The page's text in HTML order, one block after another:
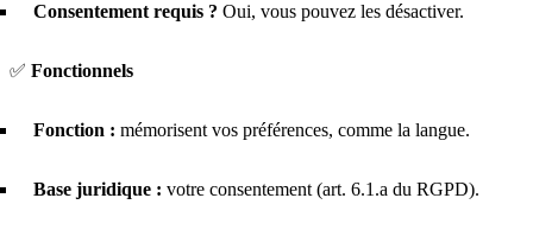
Consentement requis ? Oui, vous pouvez les désactiver.
✅ Fonctionnels
Fonction : mémorisent vos préférences, comme la langue.
Base juridique : votre consentement (art. 6.1.a du RGPD).